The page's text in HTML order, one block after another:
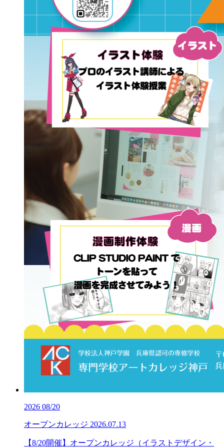
2026 08/20
オープンカレッジ 2026.07.13
【8/20開催】オープンカレッジ（イラストデザイン・